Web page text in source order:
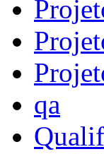
qa